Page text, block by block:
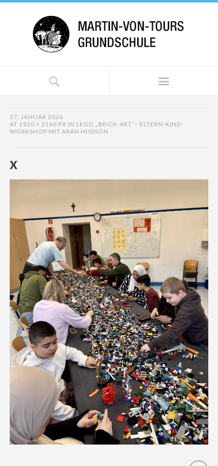
27. JANUAR 2026
AT 1920 × 2560 PX IN LEGO „BRICK-ART“– ELTERN-KIND-
WORKSHOP MIT ARAN HUDSON
X